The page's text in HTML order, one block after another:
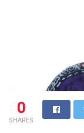
0
SHARES